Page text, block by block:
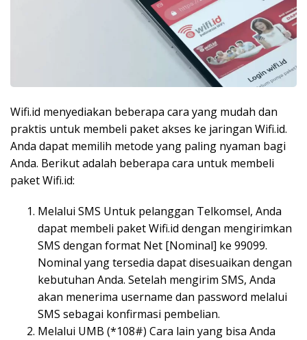
Wifi.id menyediakan beberapa cara yang mudah dan
praktis untuk membeli paket akses ke jaringan Wifi.id.
Anda dapat memilih metode yang paling nyaman bagi
Anda. Berikut adalah beberapa cara untuk membeli
paket Wifi.id:
Melalui SMS Untuk pelanggan Telkomsel, Anda
dapat membeli paket Wifi.id dengan mengirimkan
SMS dengan format Net [Nominal] ke 99099.
Nominal yang tersedia dapat disesuaikan dengan
kebutuhan Anda. Setelah mengirim SMS, Anda
akan menerima username dan password melalui
SMS sebagai konfirmasi pembelian.
Melalui UMB (*108#) Cara lain yang bisa Anda